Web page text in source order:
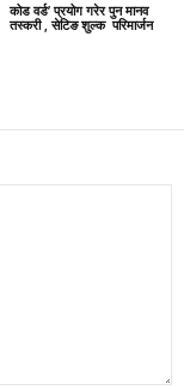
कोड वर्ड’ प्रयोग गरेर पुन मानव
तस्करी , सेटिङ शुल्क परिमार्जन